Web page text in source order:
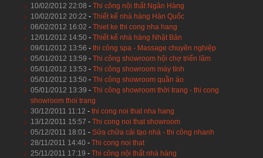
10/02/2012 22:08 - Thi công nội thất Ngân Hàng
10/02/2012 20:22 - Thiết kế nhà hàng Hàn Quốc
06/02/2012 16:02 - Thiet ke thi cong nha hang
12/01/2012 14:50 - Thiết kế nhà hàng Nhật Bản
09/01/2012 13:56 - thi công spa - Massage chuyên nghiệp
05/01/2012 13:59 - Thi công showroom hội chợ triển lãm
05/01/2012 13:53 - Thi công showroom máy tính
05/01/2012 13:50 - Thi công showroom quần áo
05/01/2012 13:39 - Thi công showroom thời trang - thi cong
showroom thoi trang
30/12/2011 11:12 - thi cong noi that nha hang
13/12/2011 15:57 - Thi cong noi that showroom
05/12/2011 18:01 - Sửa chữa cải tạo nhà - thi công nhanh
28/11/2011 14:40 - Thi cong noi that
25/11/2011 17:19 - Thi công nội thất nhà hàng